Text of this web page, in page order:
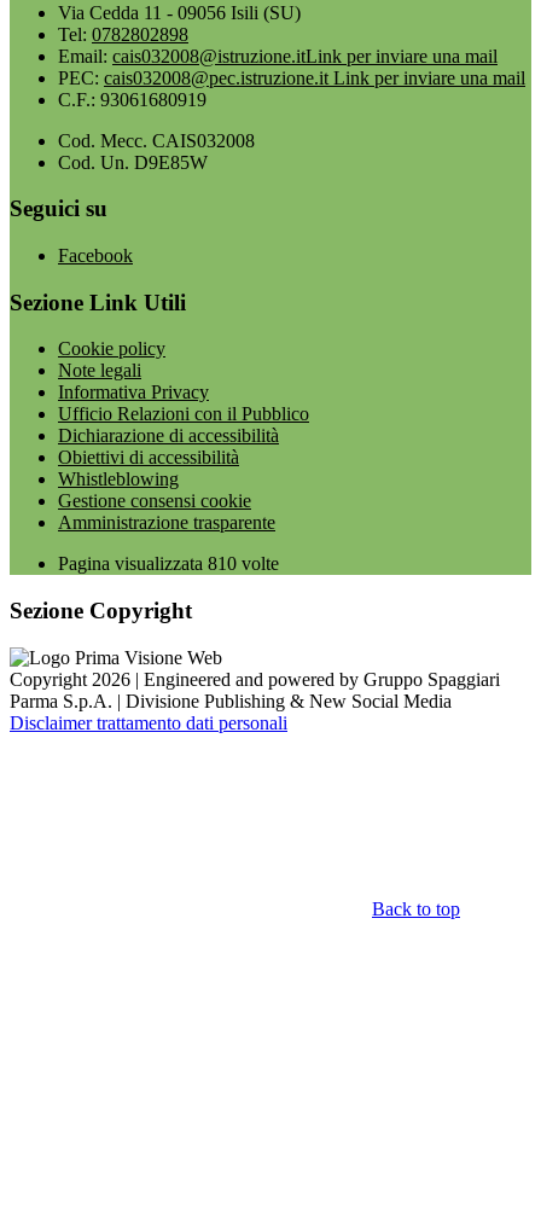
Via Cedda 11 - 09056 Isili (SU)
Tel: 0782802898
Email: cais032008@istruzione.itLink per inviare una mail
PEC: cais032008@pec.istruzione.it Link per inviare una mail
C.F.: 93061680919
Cod. Mecc. CAIS032008
Cod. Un. D9E85W
Seguici su
Facebook
Sezione Link Utili
Cookie policy
Note legali
Informativa Privacy
Ufficio Relazioni con il Pubblico
Dichiarazione di accessibilità
Obiettivi di accessibilità
Whistleblowing
Gestione consensi cookie
Amministrazione trasparente
Pagina visualizzata 810 volte
Sezione Copyright
Copyright 2026 | Engineered and powered by Gruppo Spaggiari
Parma S.p.A. | Divisione Publishing & New Social Media
Disclaimer trattamento dati personali
Back to top